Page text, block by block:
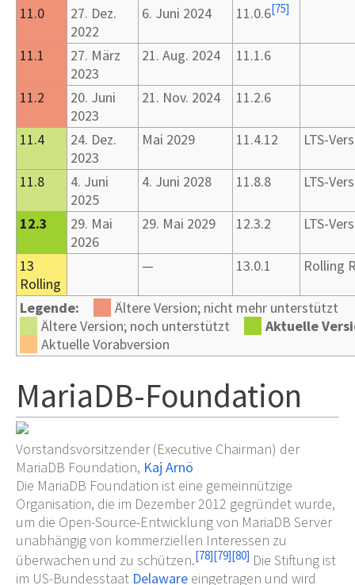
11.0 27. Dez.
2022
6. Juni 2024 11.0.6[75]
11.1 27. März
2023
21. Aug. 2024 11.1.6
11.2 20. Juni
2023
21. Nov. 2024 11.2.6
11.4 24. Dez.
2023
Mai 2029 11.4.12 LTS-
11.8 4. Juni
2025
4. Juni 2028 11.8.8 LTS-
12.3 29. Mai
2026
29. Mai 2029 12.3.2 LTS-
13
Rolling
— 13.0.1 Rolling
Legende:
Ältere Version; nicht mehr unterstützt
Ältere Version; noch unterstützt
Aktuelle
Aktuelle Vorabversion
MariaDB-Foundation
Vorstandsvorsitzender (Executive Chairman) der
MariaDB Foundation, Kaj Arnö
Die MariaDB Foundation ist eine gemeinnützige
Organisation, die im Dezember 2012 gegründet wurde,
um die Open-Source-Entwicklung von MariaDB Server
unabhängig von kommerziellen Interessen zu
überwachen und zu schützen.[78][79][80] Die Stiftung ist
im US-Bundesstaat Delaware eingetragen und wird